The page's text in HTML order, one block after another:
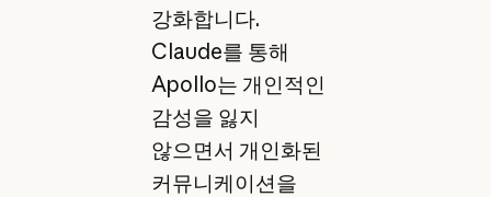
강화합니다.
Claude를 통해
Apollo는 개인적인
감성을 잃지
않으면서 개인화된
커뮤니케이션을